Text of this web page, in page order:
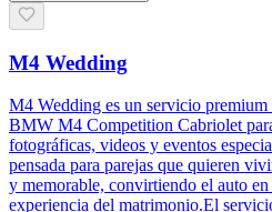
M4 Wedding
M4 Wedding es un servicio premium
BMW M4 Competition Cabriolet
fotográficas, videos y eventos
pensada para parejas que quieren
y memorable, convirtiendo el auto
experiencia del matrimonio.El